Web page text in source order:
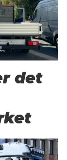
det